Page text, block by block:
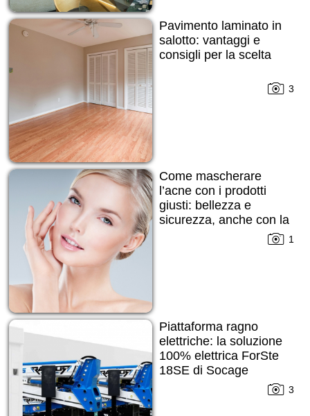
Pavimento laminato in
salotto: vantaggi e
consigli per la scelta
3
Come mascherare
l’acne con i prodotti
giusti: bellezza e
sicurezza, anche con la
1
Piattaforma ragno
elettriche: la soluzione
100% elettrica ForSte
18SE di Socage
3